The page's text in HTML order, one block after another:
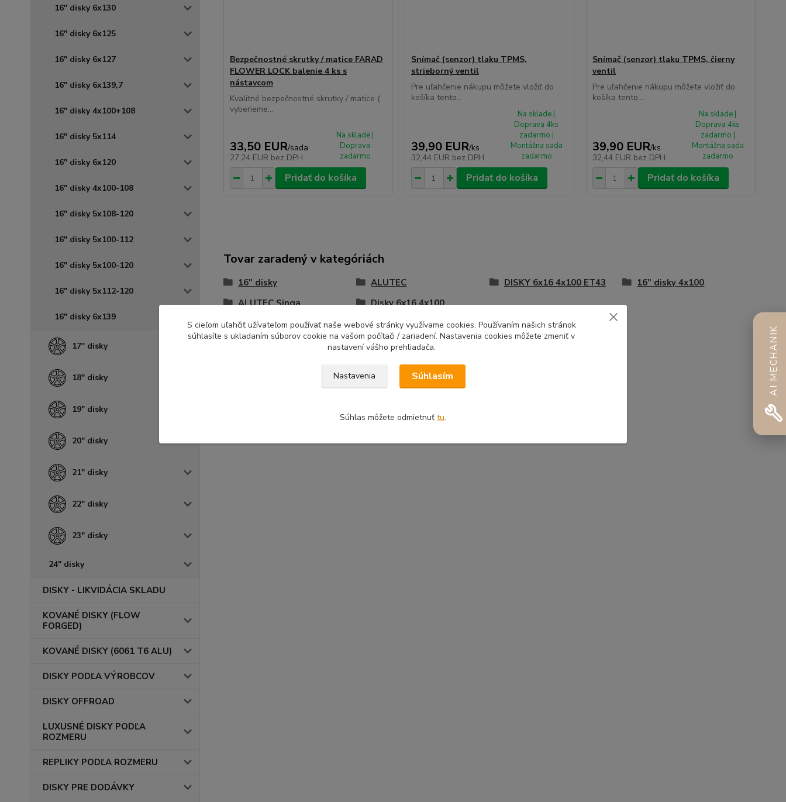
16" disky 6x130
16" disky 6x125
16" disky 6x127
16" disky 6x139,7
16" disky 4x100+108
16" disky 5x114
16" disky 6x120
16" disky 4x100-108
16" disky 5x108-120
16" disky 5x100-112
16" disky 5x100-120
16" disky 5x112-120
16" disky 6x139
17" disky
18" disky
19" disky
20" disky
21" disky
22" disky
23" disky
24" disky
DISKY - LIKVIDÁCIA SKLADU
KOVANÉ DISKY (FLOW
FORGED)
KOVANÉ DISKY (6061 T6 ALU)
DISKY PODĽA VÝROBCOV
DISKY OFFROAD
LUXUSNÉ DISKY PODĽA
ROZMERU
REPLIKY PODĽA ROZMERU
DISKY PRE DODÁVKY
Bezpečnostné skrutky / matice FARAD
FLOWER LOCK balenie 4 ks s
nástavcom
Kvalitné bezpečnostné skrutky / matice (
vyberieme...
33,50 EUR/sada
27,24 EUR bez DPH
Na sklade |
Doprava
zadarmo
Pridať do košíka
Snímač (senzor) tlaku TPMS,
strieborný ventil
Pre uľahčenie nákupu môžete vložiť do
košíka tento...
39,90 EUR/ks
32,44 EUR bez DPH
Na sklade |
Doprava 4ks
zadarmo |
Montážna sada
zadarmo
Pridať do košíka
Snímač (senzor) tlaku TPMS, čierny
ventil
Pre uľahčenie nákupu môžete vložiť do
košíka tento...
39,90 EUR/ks
32,44 EUR bez DPH
Na sklade |
Doprava 4ks
zadarmo |
Montážna sada
zadarmo
Pridať do košíka
Tovar zaradený v kategóriách
16" disky ALUTEC DISKY 6x16 4x100 ET43
16" disky 4x100
ALUTEC Singa
Disky 6x16 4x100
AI MECHANIK
S cieľom uľahčiť užívateľom používať naše webové stránky využívame cookies. Používaním našich stránok
súhlasíte s ukladaním súborov cookie na vašom počítači / zariadení. Nastavenia cookies môžete zmeniť v
nastavení vášho prehliadača.
Nastavenia Súhlasím
Súhlas môžete odmietnuť tu.